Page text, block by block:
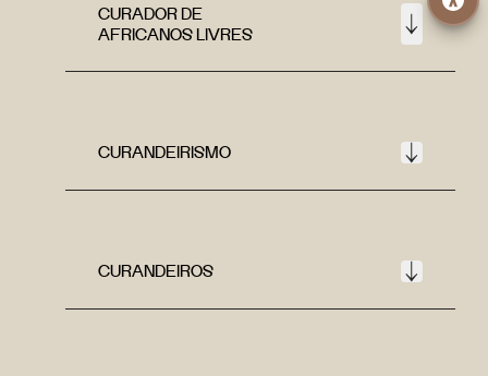
CURADOR DE
AFRICANOS LIVRES
CURANDEIRISMO
CURANDEIROS